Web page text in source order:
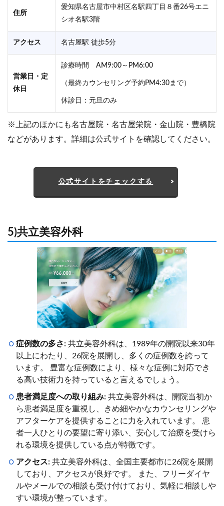
住所
愛知県名古屋市中村区名駅四丁目８番26号エニ
シオ名駅3階
アクセス 名古屋駅 徒歩5分
営業日・定
休日
診療時間 AM9:00～PM6:00
（最終カウンセリング予約PM4:30まで）
休診日：元旦のみ
※上記のほかにも名古屋院・名古屋栄院・金山院・豊橋院
などがあります。詳細は公式サイトを確認してください。
公式サイトをチェックする
5)共立美容外科
症例数の多さ: 共立美容外科は、1989年の開院以来30年
以上にわたり、26院を展開し、多くの症例数を誇って
います。 豊富な症例数により、様々な症例に対応でき
る高い技術力を持っていると言えるでしょう。
患者満足度への取り組み: 共立美容外科は、開院当初か
ら患者満足度を重視し、きめ細やかなカウンセリングや
アフターケアを提供することに力を入れています。 患
者一人ひとりの要望に寄り添い、安心して治療を受けら
れる環境を提供している点が特徴です。
アクセス: 共立美容外科は、全国主要都市に26院を展開
しており、アクセスが良好です。 また、フリーダイヤ
ルやメールでの相談も受け付けており、気軽に相談しや
すい環境が整っています。